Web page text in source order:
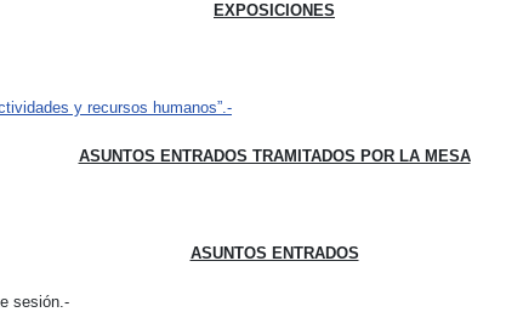
EXPOSICIONES
y recursos humanos”.-
ASUNTOS ENTRADOS TRAMITADOS POR LA MESA
ASUNTOS ENTRADOS
sesión.-